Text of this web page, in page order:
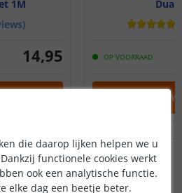
1M
)
14,95
Dual
OP VOORRAAD
IN
die daarop lijken helpen we u
functionele cookies werkt
ook een analytische functie.
elke dag een beetje beter.